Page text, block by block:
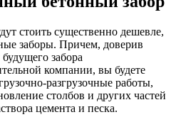
стоить существенно дешевле,
заборы. Причем, доверив
забора
компании, вы будете
разгрузочные работы,
столбов и других частей
цемента и песка.